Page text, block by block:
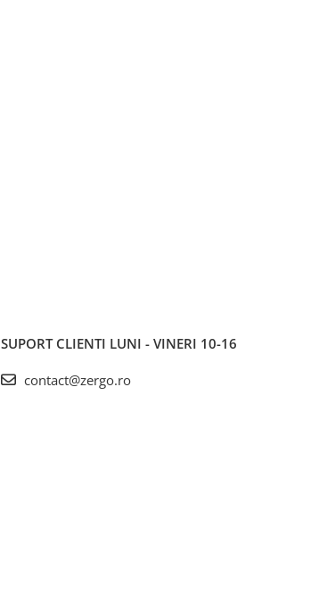
SUPORT CLIENTI LUNI - VINERI 10-16
contact@zergo.ro